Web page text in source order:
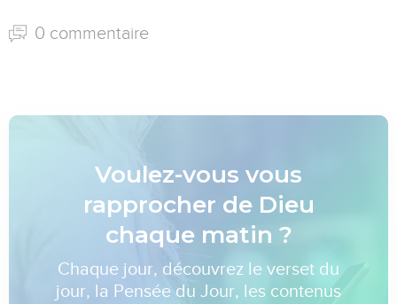
0 commentaire
Voulez-vous vous
rapprocher de Dieu
chaque matin ?
Chaque jour, découvrez le verset du
jour, la Pensée du Jour, les contenus